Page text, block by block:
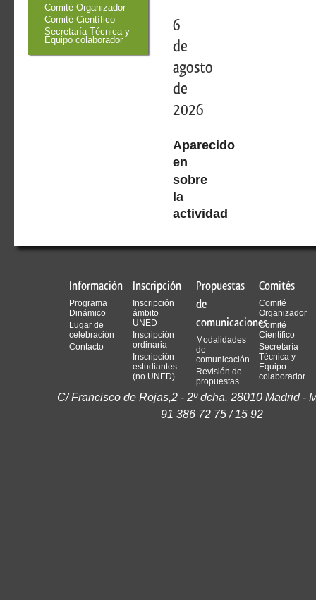
Comité Organizador
Comité Científico
Secretaría Técnica y
Equipo colaborador
6
de
agosto
de
2026
Aparecido
en
sobre
la
actividad
Información
Programa
Dinámico
Lugar de
celebración
Contacto
Inscripción
Inscripción
ámbito
UNED
Inscripción
ordinaria
Inscripción
estudiantes
(no UNED)
Propuestas
de
comunicaciones
Modalidades
de
comunicación
Revisión de
propuestas
Comités
Comité
Organizador
Comité
Científico
Secretaría
Técnica y
Equipo
colaborador
C/ Francisco de Rojas,2 - 2º dcha. 28010 Madrid -
91 386 72 75 / 15 92